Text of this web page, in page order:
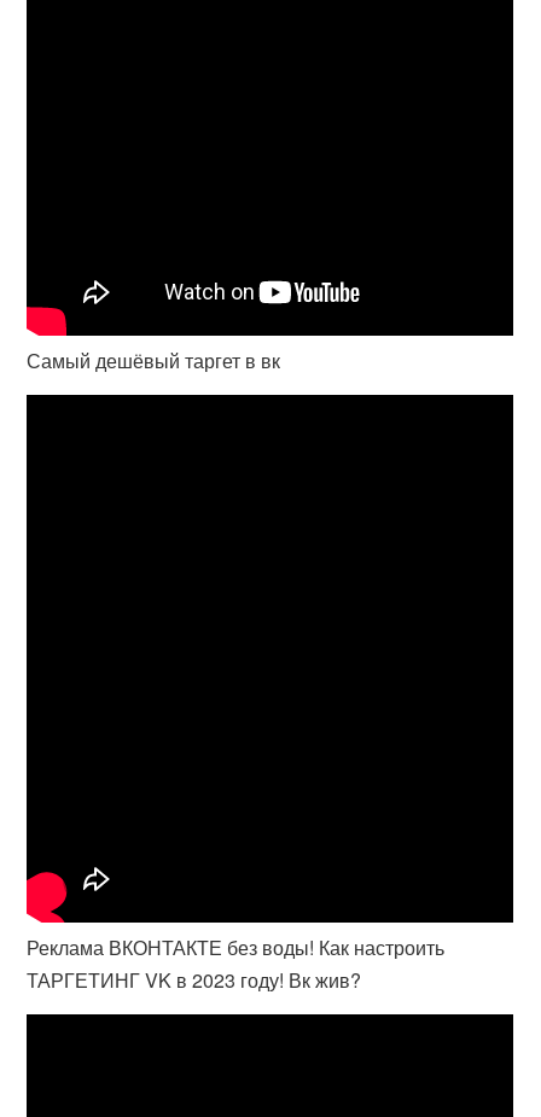
Самый дешёвый таргет в вк
Реклама ВКОНТАКТЕ без воды! Как настроить
ТАРГЕТИНГ VK в 2023 году! Вк жив?